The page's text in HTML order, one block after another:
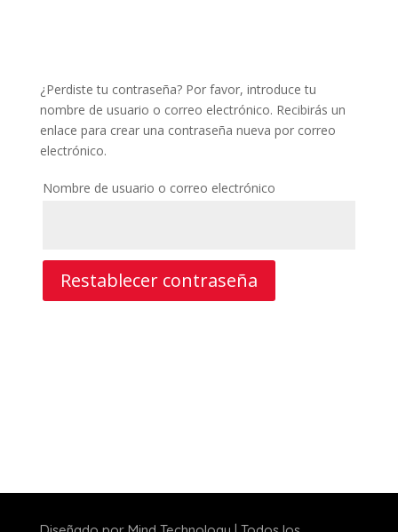
¿Perdiste tu contraseña? Por favor, introduce tu
nombre de usuario o correo electrónico. Recibirás un
enlace para crear una contraseña nueva por correo
electrónico.
Nombre de usuario o correo electrónico
Restablecer contraseña